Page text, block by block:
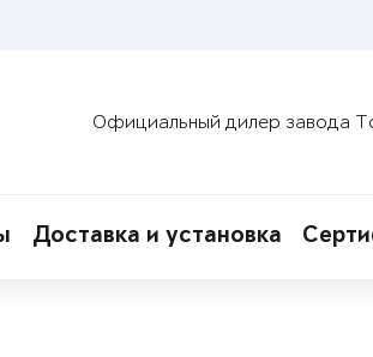
Официальный дилер завода
Доставка и установка